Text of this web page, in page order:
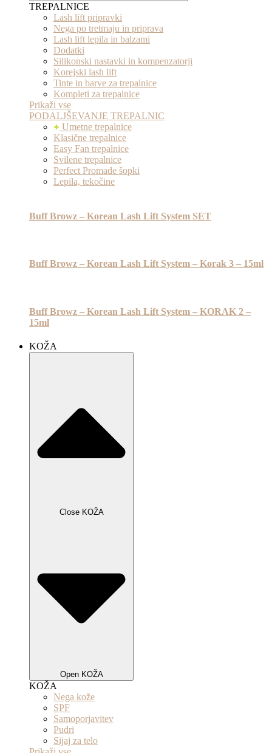
TREPALNICE
Lash lift pripravki
Nega po tretmaju in priprava
Lash lift lepila in balzami
Dodatki
Silikonski nastavki in kompenzatorji
Korejski lash lift
Tinte in barve za trepalnice
Kompleti za trepalnice
Prikaži vse
PODALJŠEVANJE TREPALNIC
Umetne trepalnice
Klasične trepalnice
Easy Fan trepalnice
Svilene trepalnice
Perfect Promade šopki
Lepila, tekočine
Buff Browz – Korean Lash Lift System SET
Buff Browz – Korean Lash Lift System – Korak 3 – 15ml
Buff Browz – Korean Lash Lift System – KORAK 2 –
15ml
KOŽA
Close KOŽA
Open KOŽA
KOŽA
Nega kože
SPF
Samoporjavitev
Pudri
Sijaj za telo